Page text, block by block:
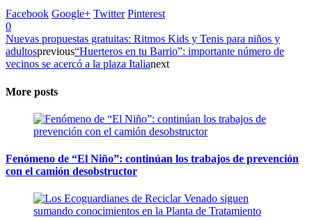
Facebook Google+ Twitter Pinterest
0
Nuevas propuestas gratuitas: Ritmos Kids y Tenis para niños y
adultosprevious“Huerteros en tu Barrio”: importante número de
vecinos se acercó a la plaza Italianext
More posts
Fenómeno de “El Niño”: continúan los trabajos de prevención
con el camión desobstructor